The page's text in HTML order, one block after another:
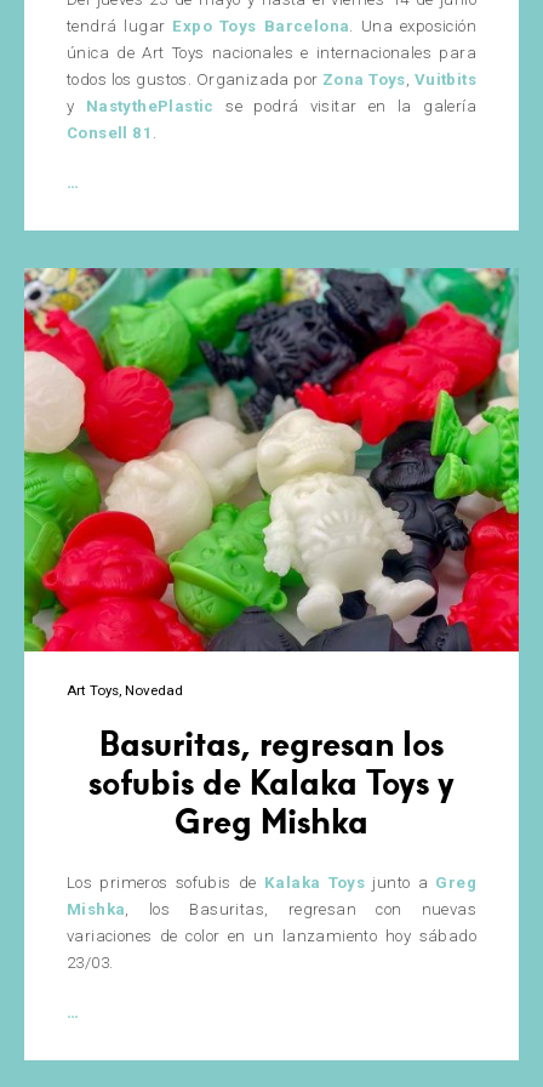
tendrá lugar Expo Toys Barcelona. Una exposición
única de Art Toys nacionales e internacionales para
todos los gustos. Organizada por Zona Toys, Vuitbits
y NastythePlastic
se podrá visitar en la galería
Consell 81 .
…
Barcelona
2019
Art Toys Novedad
Basuritas, regresan los
sofubis de Kalaka Toys y
Greg Mishka
Los primeros sofubis de Kalaka Toys junto a Greg
Mishka, los Basuritas, regresan con nuevas
variaciones de color en un lanzamiento hoy sábado
23/03.
…
los